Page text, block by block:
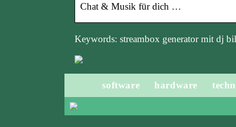
Chat & Musik für dich …
Keywords: streambox generator mit dj
software hardware